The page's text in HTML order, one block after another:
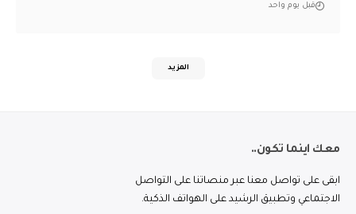
قبل يوم واحد
المزيد
معك اينما تكون..
ابقى على تواصل معنا عبر منصاتنا على التواصل
الاجتماعي وتطبيق الرشيد على الهواتف الذكية.